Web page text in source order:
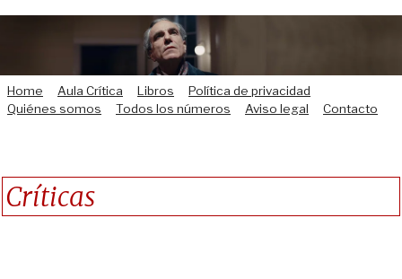
Home Aula Crítica Libros
Política de privacidad
Quiénes somos
Todos los números Aviso legal Contacto
Críticas